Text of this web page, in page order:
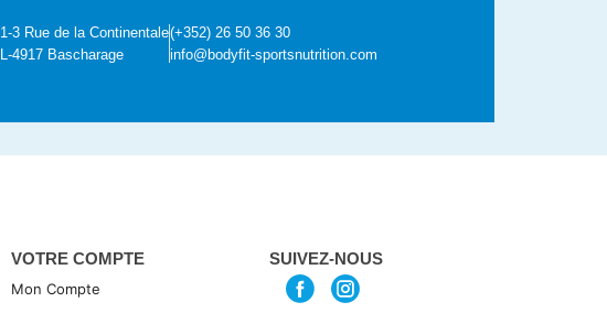
1-3 Rue de la Continentale
L-4917 Bascharage
(+352) 26 50 36 30
info@bodyfit-sportsnutrition.com
VOTRE COMPTE
Mon Compte
SUIVEZ-NOUS